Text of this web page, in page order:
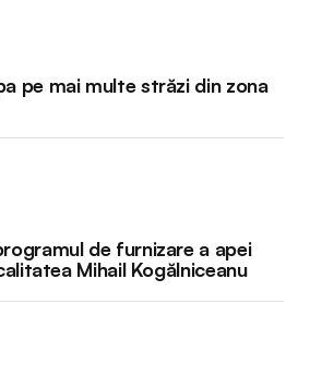
pe mai multe străzi din zona
de furnizare a apei
Mihail Kogălniceanu